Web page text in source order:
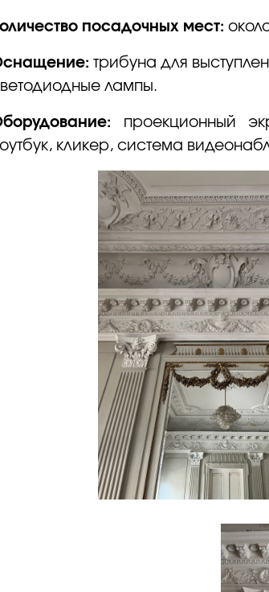
посадочных мест:
трибуна для
лампы.
проекционный
кликер, система